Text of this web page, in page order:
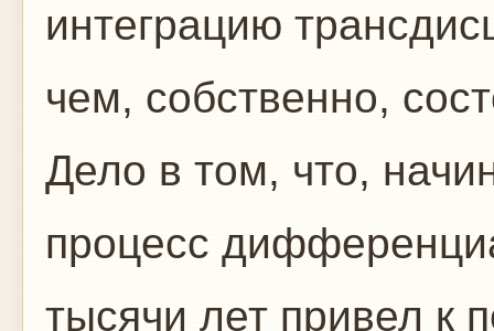
интеграцию
чем, собственно,
Дело в том, что,
процесс
тысячи лет привел к